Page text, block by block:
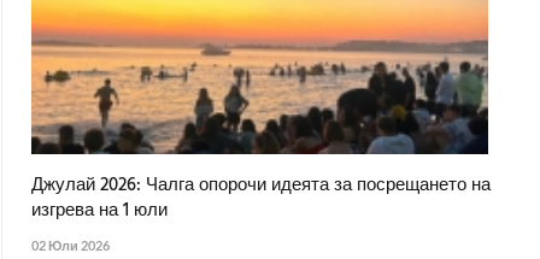
Джулай 2026: Чалга опорочи идеята за посрещането на
изгрева на 1 юли
02 Юли 2026